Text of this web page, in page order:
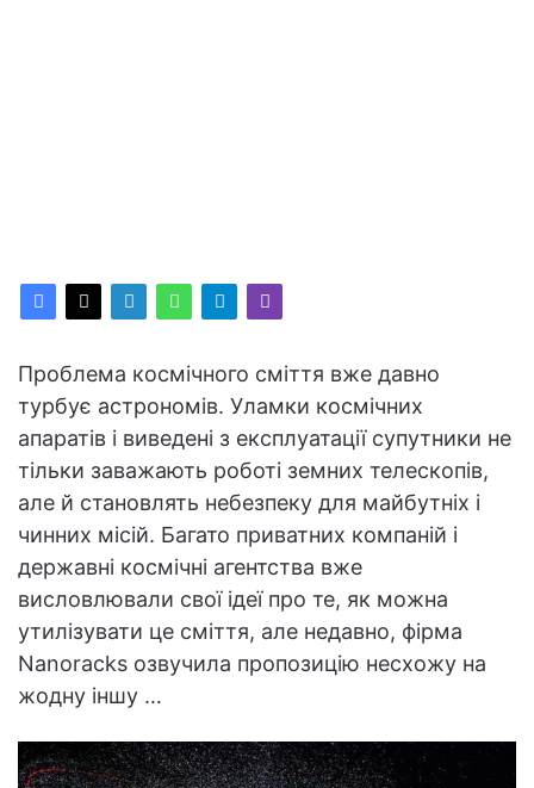
Проблема космічного сміття вже давно
турбує астрономів. Уламки космічних
апаратів і виведені з експлуатації супутники не
тільки заважають роботі земних телескопів,
але й становлять небезпеку для майбутніх і
чинних місій. Багато приватних компаній і
державні космічні агентства вже
висловлювали свої ідеї про те, як можна
утилізувати це сміття, але недавно, фірма
Nanoracks озвучила пропозицію несхожу на
жодну іншу …